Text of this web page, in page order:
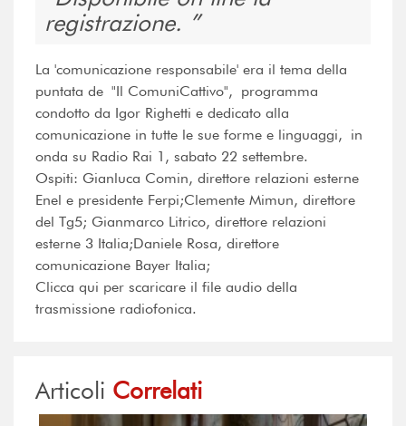
registrazione.
La 'comunicazione responsabile' era il tema della
puntata de "Il ComuniCattivo", programma
condotto da Igor Righetti e dedicato alla
comunicazione in tutte le sue forme e linguaggi, in
onda su Radio Rai 1, sabato 22 settembre.
Ospiti: Gianluca Comin, direttore relazioni esterne
Enel e presidente Ferpi;Clemente Mimun, direttore
del Tg5; Gianmarco Litrico, direttore relazioni
esterne 3 Italia;Daniele Rosa, direttore
comunicazione Bayer Italia;
Clicca qui per scaricare il file audio della
trasmissione radiofonica.
Articoli Correlati